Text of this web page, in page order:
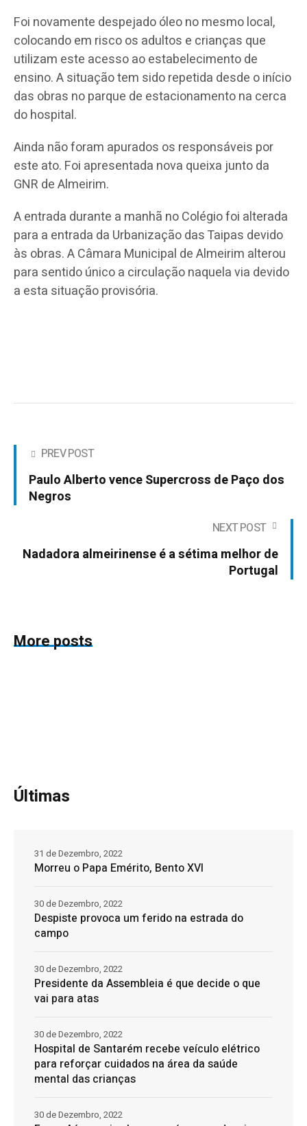
Foi novamente despejado óleo no mesmo local,
colocando em risco os adultos e crianças que
utilizam este acesso ao estabelecimento de
ensino. A situação tem sido repetida desde o início
das obras no parque de estacionamento na cerca
do hospital.
Ainda não foram apurados os responsáveis por
este ato. Foi apresentada nova queixa junto da
GNR de Almeirim.
A entrada durante a manhã no Colégio foi alterada
para a entrada da Urbanização das Taipas devido
às obras. A Câmara Municipal de Almeirim alterou
para sentido único a circulação naquela via devido
a esta situação provisória.
PREV POST
Paulo Alberto vence Supercross de Paço dos
Negros
NEXT POST
Nadadora almeirinense é a sétima melhor de
Portugal
More posts
Últimas
Morreu o Papa Emérito, Bento XVI
31 de Dezembro, 2022
Despiste provoca um ferido na estrada do
campo
30 de Dezembro, 2022
Presidente da Assembleia é que decide o que
vai para atas
30 de Dezembro, 2022
Hospital de Santarém recebe veículo elétrico
para reforçar cuidados na área da saúde
mental das crianças
30 de Dezembro, 2022
30 de Dezembro, 2022